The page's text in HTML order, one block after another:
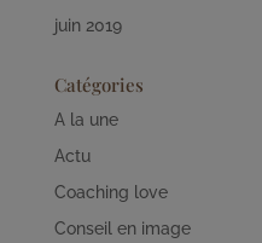
juin 2019
Catégories
A la une
Actu
Coaching love
Conseil en image